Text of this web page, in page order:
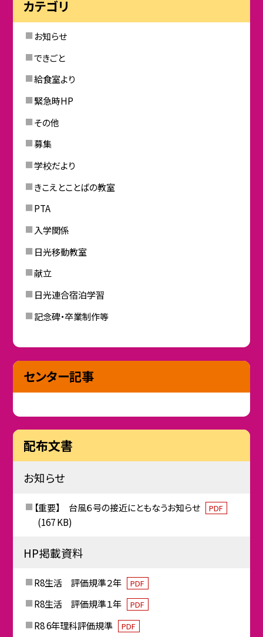
カテゴリ
お知らせ
できごと
給食室より
緊急時HP
その他
募集
学校だより
きこえとことばの教室
PTA
入学関係
日光移動教室
献立
日光連合宿泊学習
記念碑・卒業制作等
センター記事
配布文書
お知らせ
【重要】 台風６号の接近にともなうお知らせ PDF
(167 KB)
HP掲載資料
R8生活 評価規準２年 PDF
R8生活 評価規準１年 PDF
R8 6年理科評価規準 PDF